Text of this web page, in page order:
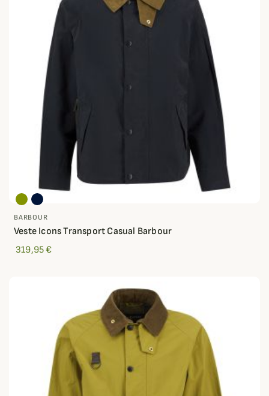
BARBOUR
Veste Icons Transport Casual Barbour
319,95 €